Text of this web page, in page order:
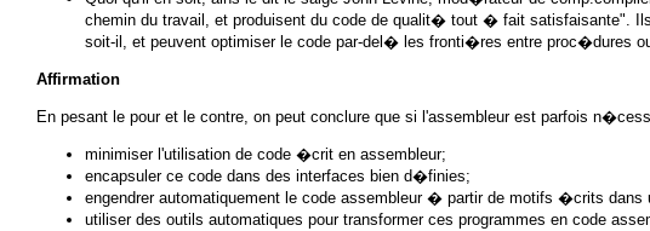
chemin du travail, et produisent du code de qualit� tout � fait satisfaisante".
soit-il, et peuvent optimiser le code par-del� les fronti�res entre proc�dures
Affirmation
En pesant le pour et le contre, on peut conclure que si l'assembleur est parfois
minimiser l'utilisation de code �crit en assembleur;
encapsuler ce code dans des interfaces bien d�finies;
engendrer automatiquement le code assembleur � partir de motifs �crits dans
utiliser des outils automatiques pour transformer ces programmes en code